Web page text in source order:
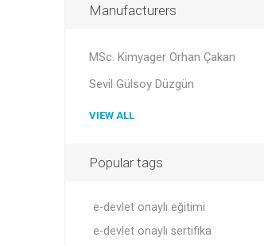
Manufacturers
MSc. Kimyager Orhan Çakan
Sevil Gülsoy Düzgün
VIEW ALL
Popular tags
e-devlet onaylı eğitimi
e-devlet onaylı sertifika